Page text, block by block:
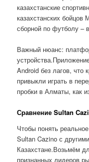
казахстанские
казахстанских
сборной по футболу –
Важный нюанс:
Android без лагов, что
привыкли играть в
пробки в Алматы, как
Сравнение Sultan
Чтобы понять
Sultan Cazino с
Казахстане.Возьмём
признанных лидеров